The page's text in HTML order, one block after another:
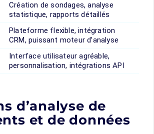
Création de sondages, analyse
statistique, rapports détaillés
Plateforme flexible, intégration
CRM, puissant moteur d’analyse
Interface utilisateur agréable,
personnalisation, intégrations API
d’analyse de
et de données